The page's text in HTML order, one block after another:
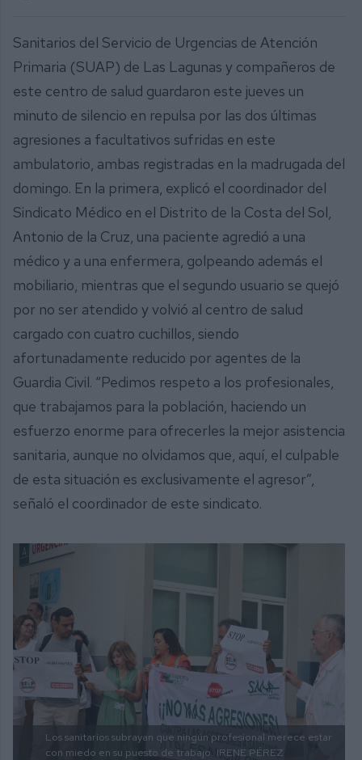
Sanitarios del Servicio de Urgencias de Atención
Primaria (SUAP) de Las Lagunas y compañeros de
este centro de salud guardaron este jueves un
minuto de silencio en repulsa por las dos últimas
agresiones a facultativos sufridas en este
ambulatorio, ambas registradas en la madrugada del
domingo. En la primera, explicó el coordinador del
Sindicato Médico en el Distrito de la Costa del Sol,
Antonio de la Cruz, una paciente agredió a una
médico y a una enfermera, golpeando además el
mobiliario, mientras que el segundo usuario se quejó
por no ser atendido y volvió al centro de salud
cargado con cuatro cuchillos, siendo
afortunadamente reducido por agentes de la
Guardia Civil. “Pedimos respeto a los profesionales,
que trabajamos para la población, haciendo un
esfuerzo enorme para ofrecerles la mejor asistencia
sanitaria, aunque no olvidamos que, aquí, el culpable
de esta situación es exclusivamente el agresor”,
señaló el coordinador de este sindicato.
Los sanitarios subrayan que ningún profesional merece estar
con miedo en su puesto de trabajo. IRENE PÉREZ